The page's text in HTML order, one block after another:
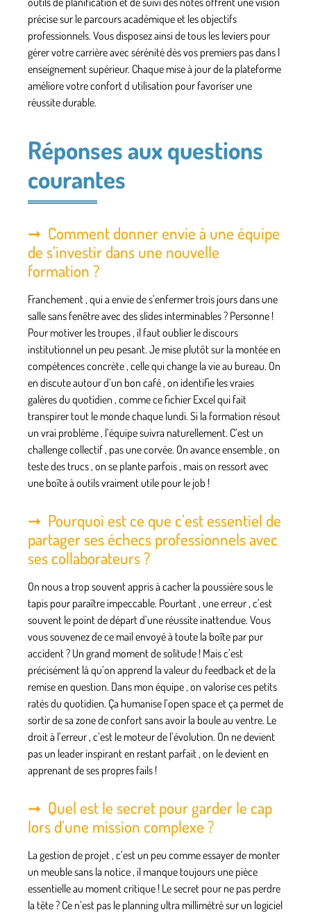
précise sur le parcours académique et les objectifs
professionnels. Vous disposez ainsi de tous les leviers pour
gérer votre carrière avec sérénité dès vos premiers pas dans l
enseignement supérieur. Chaque mise à jour de la plateforme
améliore votre confort d utilisation pour favoriser une
réussite durable.
Réponses aux questions
courantes
Comment donner envie à une équipe
de s’investir dans une nouvelle
formation ?
Franchement , qui a envie de s’enfermer trois jours dans une
salle sans fenêtre avec des slides interminables ? Personne !
Pour motiver les troupes , il faut oublier le discours
institutionnel un peu pesant. Je mise plutôt sur la montée en
compétences concrète , celle qui change la vie au bureau. On
en discute autour d’un bon café , on identifie les vraies
galères du quotidien , comme ce fichier Excel qui fait
transpirer tout le monde chaque lundi. Si la formation résout
un vrai problème , l’équipe suivra naturellement. C’est un
challenge collectif , pas une corvée. On avance ensemble , on
teste des trucs , on se plante parfois , mais on ressort avec
une boîte à outils vraiment utile pour le job !
Pourquoi est ce que c’est essentiel de
partager ses échecs professionnels avec
ses collaborateurs ?
On nous a trop souvent appris à cacher la poussière sous le
tapis pour paraître impeccable. Pourtant , une erreur , c’est
souvent le point de départ d’une réussite inattendue. Vous
vous souvenez de ce mail envoyé à toute la boîte par pur
accident ? Un grand moment de solitude ! Mais c’est
précisément là qu’on apprend la valeur du feedback et de la
remise en question. Dans mon équipe , on valorise ces petits
ratés du quotidien. Ça humanise l’open space et ça permet de
sortir de sa zone de confort sans avoir la boule au ventre. Le
droit à l’erreur , c’est le moteur de l’évolution. On ne devient
pas un leader inspirant en restant parfait , on le devient en
apprenant de ses propres fails !
Quel est le secret pour garder le cap
lors d’une mission complexe ?
La gestion de projet , c’est un peu comme essayer de monter
un meuble sans la notice , il manque toujours une pièce
essentielle au moment critique ! Le secret pour ne pas perdre
la tête ? Ce n’est pas le planning ultra millimétré sur un logiciel